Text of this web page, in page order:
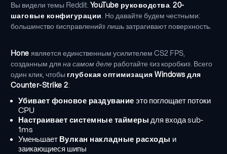
Вы видели темы Reddit. YouTube руководства .20-
шаговые конфигурации . Но давайте будем честными:
большинство «исправлений» лишь затрагивают поверхность.
Hone является единственным усилителем CS2 FPS,
созданным для на самом делеработайте «из коробки». Всего
один клик, чтобы глубокая оптимизация Windows для
Counter-Strike 2:
Убивает фоновое раздувание это поглощает потоки
CPU
Настраивает системные таймеры для входа sub-
1ms
Уменьшает Вулкан накладные расходы и
заикающиеся шипы